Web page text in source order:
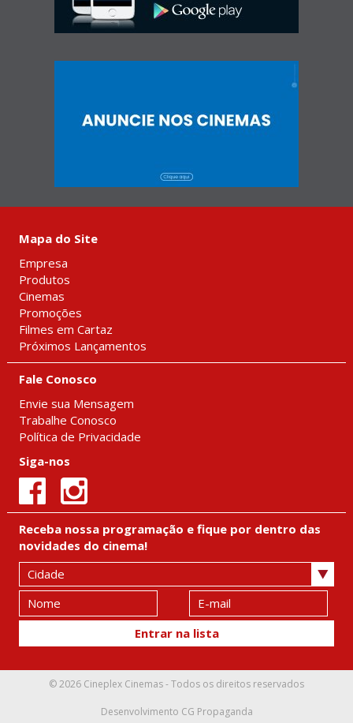
Mapa do Site
Empresa
Produtos
Cinemas
Promoções
Filmes em Cartaz
Próximos Lançamentos
Fale Conosco
Envie sua Mensagem
Trabalhe Conosco
Política de Privacidade
Siga-nos
Receba nossa programação e fique por dentro das
novidades do cinema!
© 2026 Cineplex Cinemas - Todos os direitos reservados
Desenvolvimento CG Propaganda